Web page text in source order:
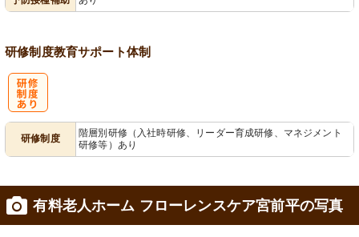
研修制度教育サポート体制
研修制度
階層別研修（入社時研修、リーダー育成研修、マネジメント
研修等）あり
有料老人ホーム フローレンスケア宮前平の写真